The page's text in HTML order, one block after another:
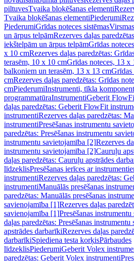
piltuvesTvaika bloķēšanas elementi
Tvaika bloķēšanas elementiPiederumi
PiederumiGrīdas noteces sistēmas
un ārpus telpāmRezerves daļas
iekštelpām un ārpus telpāmGrīdas
x 10 cmRezerves daļas paredzētas:
terasēm, 10 x 10 cmGrīdas noteces, 13 x
balkoniem un terasēm, 13 x 13 cmGrīdas
cmRezerves daļas paredzētas: Grīdas
cmPiederumiInstrumenti, tīkla
programmatūraInstrumentiGeberit
daļas paredzētas: Geberit FlowFit
instrumentiRezerves daļas paredzētas:
instrumentiPresēšanas instrumentu
paredzētas: Presēšanas instrumentu
instrumentu savietojamība [2]Rezerves
instrumentu savietojamība [2]Cauruļu
daļas paredzētas: Cauruļu apstrādes
līdzeklisPresēšanas ierīces ar
instrumentiRezerves daļas paredzētas:
instrumentiManuālās presēšanas
paredzētas: Manuālās presēšanas
savienojamība [1]Rezerves daļas
savienojamība [1]Presēšanas
daļas paredzētas: Presēšanas
apstrādes darbarīkiRezerves daļas
darbarīkiSpiediena testa korķisPārbaudes
līdzeklisPiederumiGeberit Volex
paredzētas: Geberit Volex instrumenti